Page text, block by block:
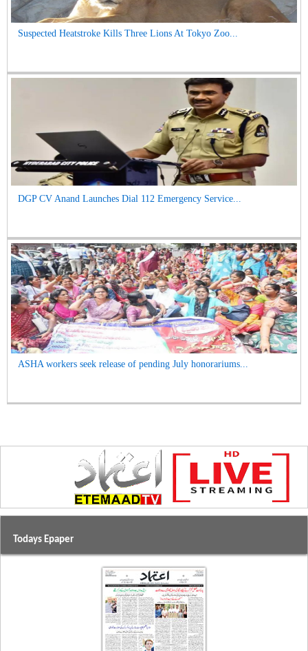
Suspected Heatstroke Kills Three Lions At Tokyo Zoo...
DGP CV Anand Launches Dial 112 Emergency Service...
ASHA workers seek release of pending July honorariums...
Todays Epaper